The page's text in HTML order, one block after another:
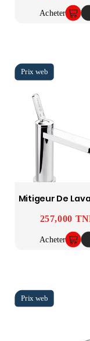
Acheter
Prix
257,000
Acheter